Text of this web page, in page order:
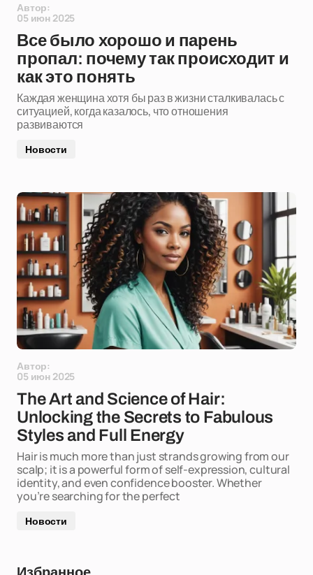
Автор:
05 июн 2025
Все было хорошо и парень
пропал: почему так происходит и
как это понять
Каждая женщина хотя бы раз в жизни сталкивалась с
ситуацией, когда казалось, что отношения
развиваются
Новости
Автор:
05 июн 2025
The Art and Science of Hair:
Unlocking the Secrets to Fabulous
Styles and Full Energy
Hair is much more than just strands growing from our
scalp; it is a powerful form of self-expression, cultural
identity, and even confidence booster. Whether
you’re searching for the perfect
Новости